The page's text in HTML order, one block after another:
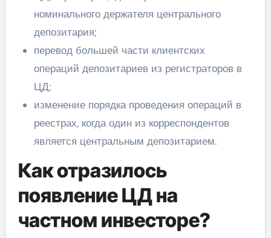
номинального держателя центрального
депозитария;
перевод большей части клиентских
операций депозитариев из регистраторов в
ЦД;
изменение порядка проведения операций в
реестрах, когда один из корреспондентов
является центральным депозитарием.
Как отразилось
появление ЦД на
частном инвесторе?